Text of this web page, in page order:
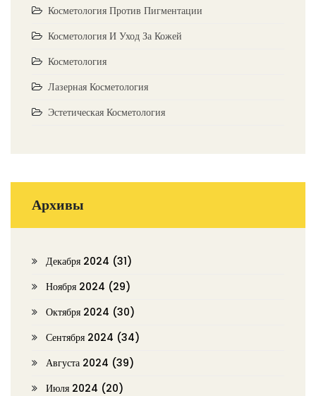
Косметология Против Пигментации
Косметология И Уход За Кожей
Косметология
Лазерная Косметология
Эстетическая Косметология
Архивы
Декабря 2024 (31)
Ноября 2024 (29)
Октября 2024 (30)
Сентября 2024 (34)
Августа 2024 (39)
Июля 2024 (20)